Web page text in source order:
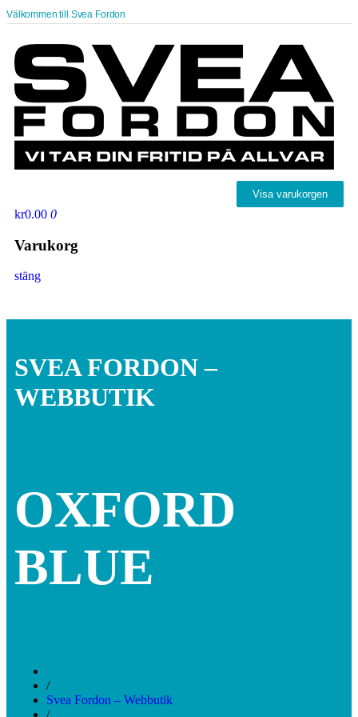
Välkommen till Svea Fordon
Visa varukorgen
kr0.00 0
Varukorg
stäng
SVEA FORDON –
WEBBUTIK
OXFORD
BLUE
/
Svea Fordon – Webbutik
/